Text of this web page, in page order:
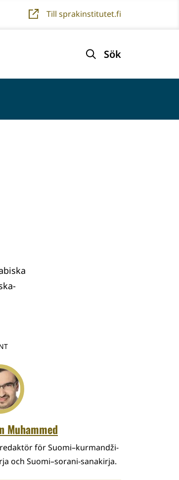
Till sprakinstitutet.fi
Sök
Muhammed
för Suomi–kurmandži-
och Suomi–sorani-sanakirja.